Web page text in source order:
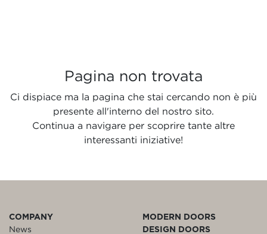
Pagina non trovata
Ci dispiace ma la pagina che stai cercando non è più
presente all'interno del nostro sito.
Continua a navigare per scoprire tante altre
interessanti iniziative!
COMPANY
News
MODERN DOORS
DESIGN DOORS